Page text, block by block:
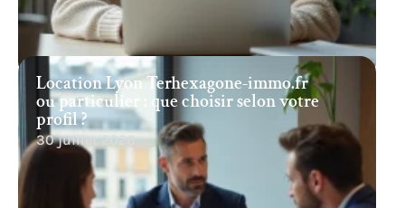
Location Lyon Terhexagone-immo.fr
ou particulier : que choisir selon votre
profil ?
30 juillet 2026